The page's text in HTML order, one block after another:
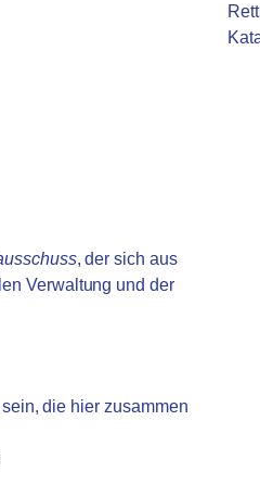
, der sich aus
Verwaltung und der
die hier zusammen